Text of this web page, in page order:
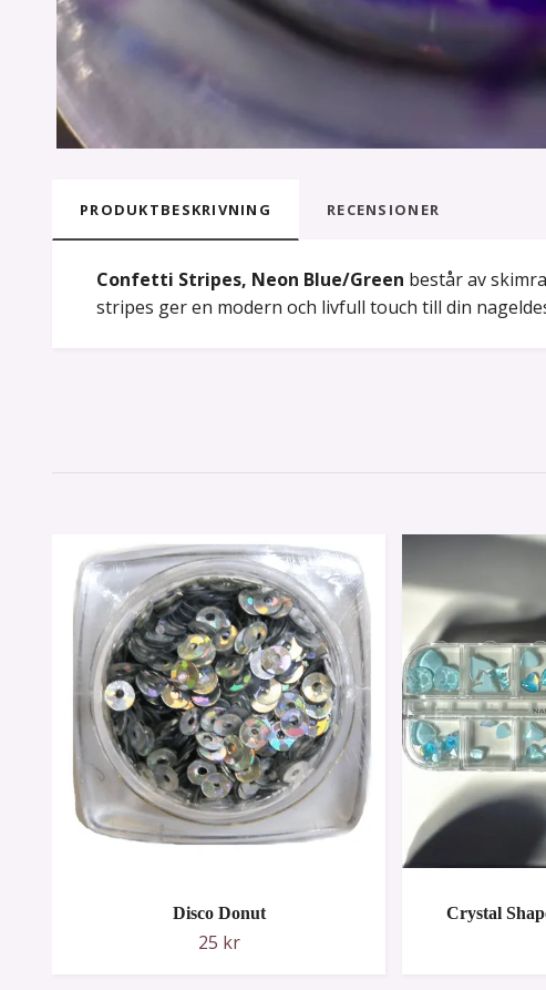
PRODUKTBESKRIVNING RECENSIONER
Confetti Stripes, Neon Blue/Green består av
stripes ger en modern och livfull touch till din
Disco Donut
25 kr
Crystal